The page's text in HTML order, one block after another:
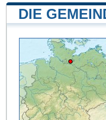
DIE